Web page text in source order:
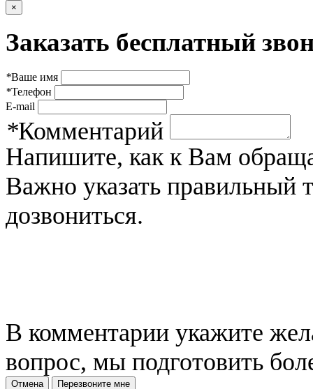
×
Заказать бесплатный
*Ваше имя
*Телефон
E-mail
*Комментарий
Напишите, как к Вам
Важно указать
дозвониться.
В комментарии укажите
вопрос, мы подготовить
Отмена
Перезвоните мне